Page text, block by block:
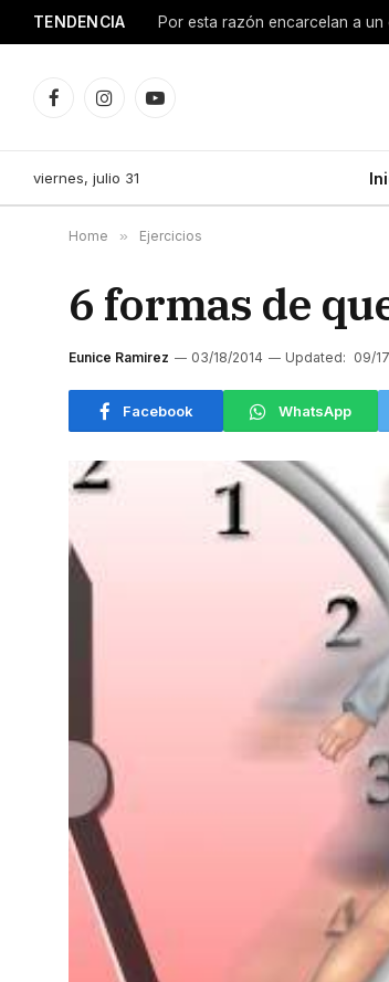
TENDENCIA
FacebookInstagramYouTube
viernes, julio 31
Home » Ejercicios
6 formas de
Eunice Ramirez 03/18/2014 Updated: 09/
Facebook WhatsApp